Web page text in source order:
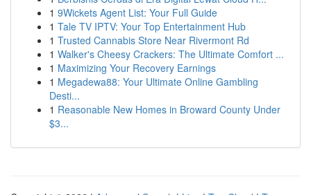
1 9Wickets Agent List: Your Full Guide
1 Tale TV IPTV: Your Top Entertainment Hub
1 Trusted Cannabis Store Near Rivermont Rd
1 Walker's Cheesy Crackers: The Ultimate Comfort ...
1 Maximizing Your Recovery Earnings
1 Megadewa88: Your Ultimate Online Gambling
Desti...
1 Reasonable New Homes in Broward County Under
$3...